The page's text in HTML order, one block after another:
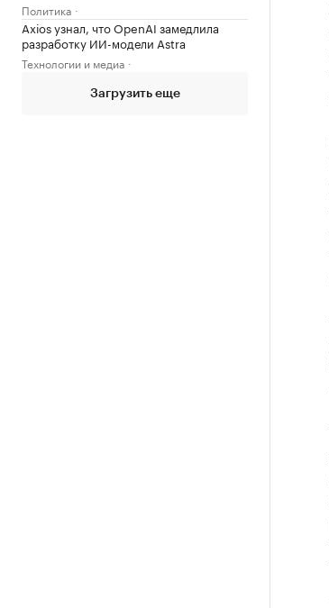
Политика
Axios узнал, что OpenAI замедлила
разработку ИИ-модели Astra
Технологии и медиа
Загрузить еще